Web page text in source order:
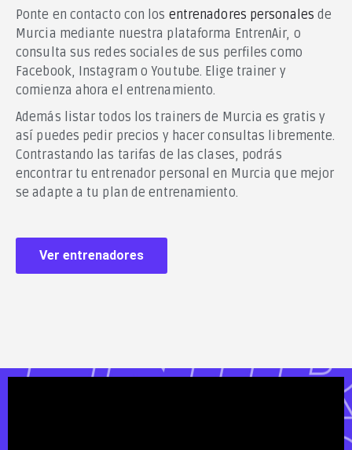
Ponte en contacto con los entrenadores personales de
Murcia mediante nuestra plataforma EntrenAir, o
consulta sus redes sociales de sus perfiles como
Facebook, Instagram o Youtube. Elige trainer y
comienza ahora el entrenamiento.
Además listar todos los trainers de Murcia es gratis y
así puedes pedir precios y hacer consultas libremente.
Contrastando las tarifas de las clases, podrás
encontrar tu entrenador personal en Murcia que mejor
se adapte a tu plan de entrenamiento.
Ver entrenadores